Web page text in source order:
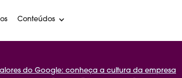
Conteúdos
do Google: conheça a cultura da empresa